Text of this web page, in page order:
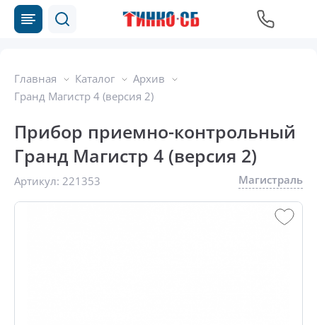
Главная Каталог
Архив
Гранд Магистр 4 (версия 2)
Прибор приемно-контрольный
Гранд Магистр 4 (версия 2)
Артикул: 221353 Магистраль